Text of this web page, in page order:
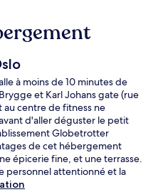
à moins de 10 minutes de
et Karl Johans gate (rue
centre de fitness ne
d'aller déguster le petit
Globetrotter
de cet hébergement
épicerie fine, et une terrasse.
personnel attentionné et la